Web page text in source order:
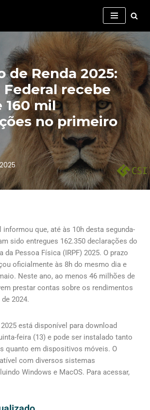
de Renda 2025:
Federal recebe
160 mil
no primeiro
informou que, até às 10h desta segunda-
sido entregues 162.350 declarações do
da Pessoa Física (IRPF) 2025. O prazo
oficialmente às 8h do mesmo dia e
Neste ano, ao menos 46 milhões de
prestar contas sobre os rendimentos
2024.
2025 está disponível para download
feira (13) e pode ser instalado tanto
quanto em dispositivos móveis. O
com diversos sistemas
Windows e MacOS. Para acessar,